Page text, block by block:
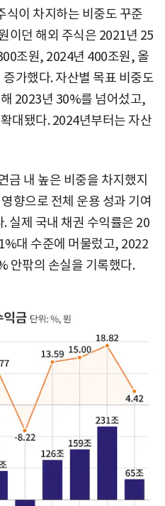
식이 차지하는 비중도 꾸준
이던 해외 주식은 2021년 25
조원, 2024년 400조원, 올
가했다. 자산별 목표 비중도
2023년 30%를 넘어섰고,
대됐다. 2024년부터는 자산
금 내 높은 비중을 차지했지
향으로 전체 운용 성과 기여
실제 국내 채권 수익률은 20
대 수준에 머물렀고, 2022
안팎의 손실을 기록했다.